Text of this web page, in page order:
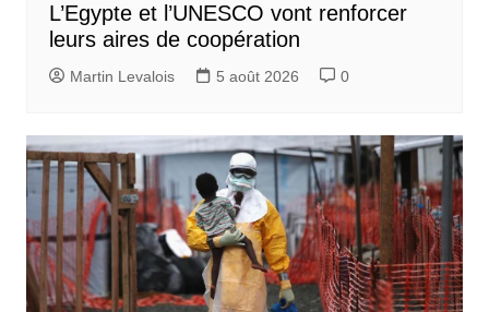
L’Egypte et l’UNESCO vont renforcer
leurs aires de coopération
Martin Levalois 5 août 2026 0